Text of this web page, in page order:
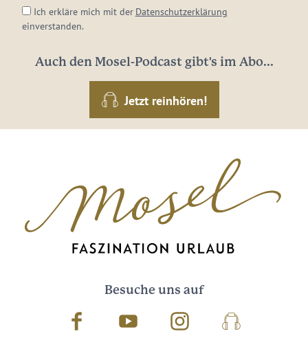
Ich erkläre mich mit der Datenschutzerklärung
einverstanden.
Auch den Mosel-Podcast gibt's im Abo...
Jetzt reinhören!
Besuche uns auf
Facebook Youtube InstagramPodcast